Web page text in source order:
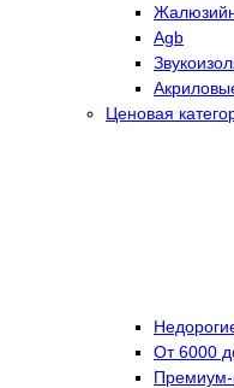
Agb
Ценовая
От 6000
Премиум-